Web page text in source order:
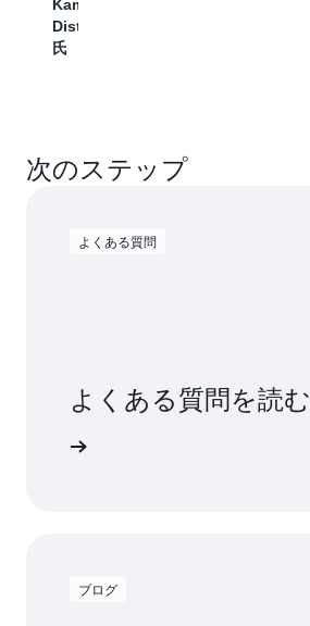
Kamal
Distell
氏
氏
次のステップ
よくある質問
よくある質問を読む
ブログ